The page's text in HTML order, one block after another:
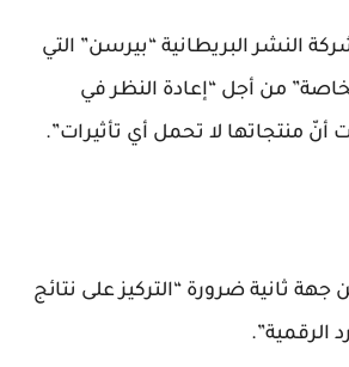
النشر البريطانية “بيرسن” التي
من أجل “إعادة النظر في
منتجاتها لا تحمل أي تأثيرات”.
ثانية ضرورة “التركيز على نتائج
الرقمية”.